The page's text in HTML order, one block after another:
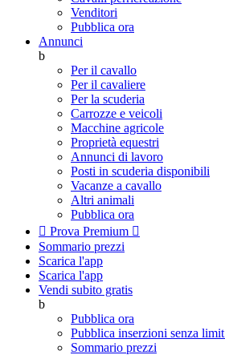
Venditori
Pubblica ora
Annunci
b
Per il cavallo
Per il cavaliere
Per la scuderia
Carrozze e veicoli
Macchine agricole
Proprietà equestri
Annunci di lavoro
Posti in scuderia disponibili
Vacanze a cavallo
Altri animali
Pubblica ora
 Prova Premium 
Sommario prezzi
Scarica l'app
Scarica l'app
Vendi subito gratis
b
Pubblica ora
Pubblica inserzioni senza limit
Sommario prezzi